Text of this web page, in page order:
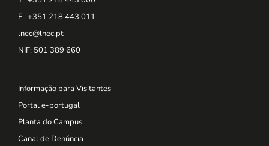
F.: +351 218 443 011
lnec@lnec.pt
NIF: 501 389 660
Informação para Visitantes
Portal e-portugal
Planta do Campus
Canal de Denúncia